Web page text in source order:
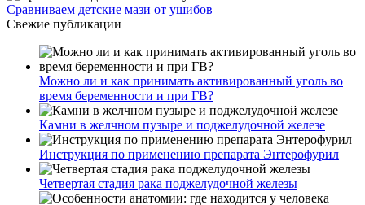
Сравниваем детские мази от ушибов
Свежие публикации
Можно ли и как принимать активированный уголь во
время беременности и при ГВ?
Камни в желчном пузыре и поджелудочной железе
Инструкция по применению препарата Энтерофурил
Четвертая стадия рака поджелудочной железы